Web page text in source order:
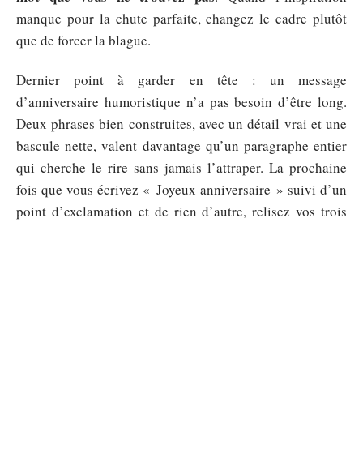
manque pour la chute parfaite, changez le cadre plutôt
que de forcer la blague.
Dernier point à garder en tête : un message
d’anniversaire humoristique n’a pas besoin d’être long.
Deux phrases bien construites, avec un détail vrai et une
bascule nette, valent davantage qu’un paragraphe entier
qui cherche le rire sans jamais l’attraper. La prochaine
fois que vous écrivez « Joyeux anniversaire » suivi d’un
point d’exclamation et de rien d’autre, relisez vos trois
passes, greffez un souvenir réel, et la blague viendra